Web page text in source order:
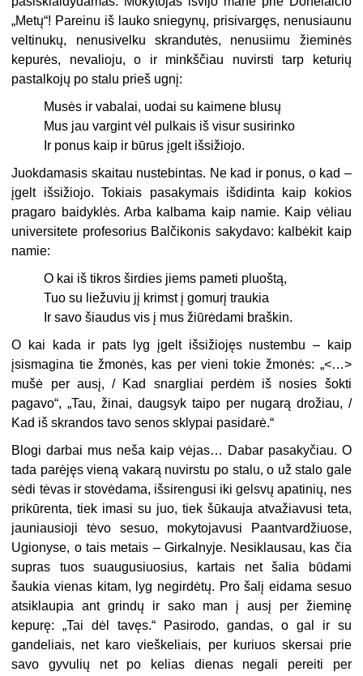
„Metų“! Pareinu iš lauko sniegynų, prisivargęs, nenusiaunu
veltinukų, nenusivelku skrandutės, nenusiimu žieminės
kepurės, nevalioju, o ir minkščiau nuvirsti tarp keturių
pastalkojų po stalu prieš ugnį:
Musės ir vabalai, uodai su kaimene blusų
Mus jau vargint vėl pulkais iš visur susirinko
Ir ponus kaip ir būrus įgelt išsižiojo.
Juokdamasis skaitau nustebintas. Ne kad ir ponus, o kad –
įgelt išsižiojo. Tokiais pasakymais išdidinta kaip kokios
pragaro baidyklės. Arba kalbama kaip namie. Kaip vėliau
universitete profesorius Balčikonis sakydavo: kalbėkit kaip
namie:
O kai iš tikros širdies jiems pameti pluoštą,
Tuo su liežuviu jį krimst į gomurį traukia
Ir savo šiaudus vis į mus žiūrėdami braškin.
O kai kada ir pats lyg įgelt išsižiojęs nustembu – kaip
įsismagina tie žmonės, kas per vieni tokie žmonės: „<…>
mušė per ausį, / Kad snargliai perdėm iš nosies šokti
pagavo“, „Tau, žinai, daugsyk taipo per nugarą drožiau, /
Kad iš skrandos tavo senos sklypai pasidarė.“
Blogi darbai mus neša kaip vėjas… Dabar pasakyčiau. O
tada parėjęs vieną vakarą nuvirstu po stalu, o už stalo gale
sėdi tėvas ir stovėdama, išsirengusi iki gelsvų apatinių, nes
prikūrenta, tiek imasi su juo, tiek šūkauja atvažiavusi teta,
jauniausioji tėvo sesuo, mokytojavusi Paantvardžiuose,
Ugionyse, o tais metais – Girkalnyje. Nesiklausau, kas čia
supras tuos suaugusiuosius, kartais net šalia būdami
šaukia vienas kitam, lyg negirdėtų. Pro šalį eidama sesuo
atsiklaupia ant grindų ir sako man į ausį per žieminę
kepurę: „Tai dėl tavęs.“ Pasirodo, gandas, o gal ir su
gandeliais, net karo vieškeliais, per kuriuos skersai prie
savo gyvulių net po kelias dienas negali pereiti per